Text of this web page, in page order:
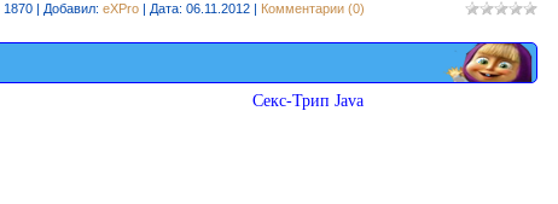
| Добавил: eXPro | Дата: 06.11.2012 | Комментарии (0)
Ceкc-Трип Java